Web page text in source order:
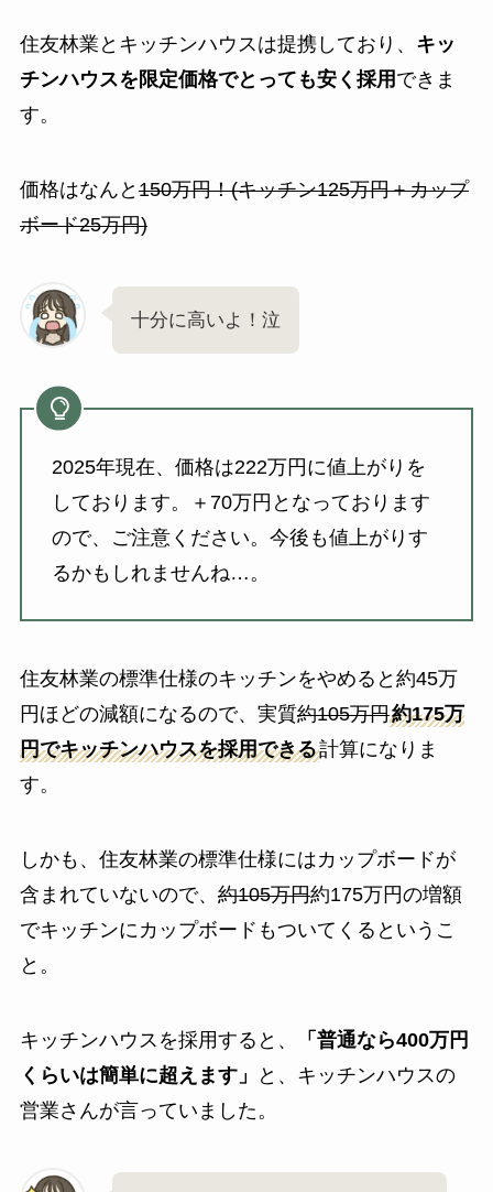
住友林業とキッチンハウスは提携しており、 キッ
チンハウスを限定価格でとっても安く採用 できま
す。
価格はなんと 150万円！(キッチン125万円＋カップ
ボード25万円)
十分に高いよ！泣
2025年現在、価格は222万円に値上がりを
しております。＋70万円となっております
ので、ご注意ください。今後も値上がりす
るかもしれませんね…。
住友林業の標準仕様のキッチンをやめると約45万
円ほどの減額になるので、実質約105万円約175万
円でキッチンハウスを採用できる計算になりま
す。
しかも、住友林業の標準仕様にはカップボードが
含まれていないので、 約105万円約175万円の増額
でキッチンにカップボードもついてくるというこ
と。
キッチンハウスを採用すると、
「普通なら400万円
くらいは簡単に超えます」
と、キッチンハウスの
営業さんが言っていました。